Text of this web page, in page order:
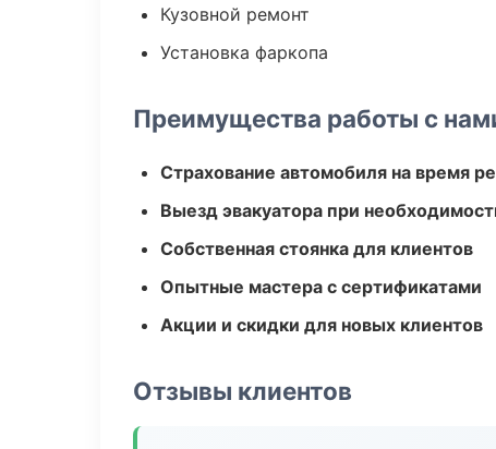
Кузовной ремонт
Установка фаркопа
Преимущества работы с
Страхование автомобиля на время
Выезд эвакуатора при
Собственная стоянка для клиентов
Опытные мастера с сертификатами
Акции и скидки для новых клиентов
Отзывы клиентов